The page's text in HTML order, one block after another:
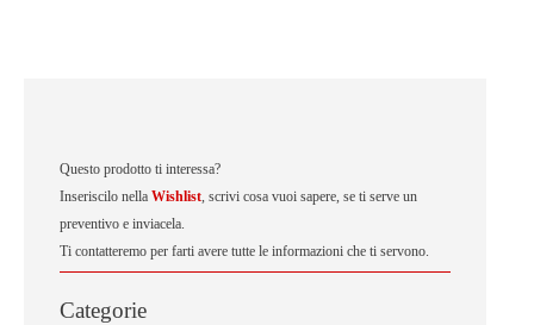
Questo prodotto ti interessa?
Inseriscilo nella Wishlist, scrivi cosa vuoi sapere, se ti serve un
preventivo e inviacela.
Ti contatteremo per farti avere tutte le informazioni che ti servono.
Categorie